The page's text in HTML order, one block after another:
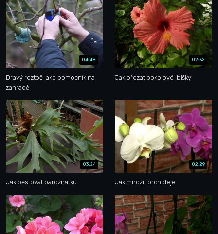
04:48
Dravý roztoč jako pomocník na
zahradě
02:32
Jak ořezat pokojové ibišky
03:24
Jak pěstovat parožnatku
02:29
Jak množit orchideje